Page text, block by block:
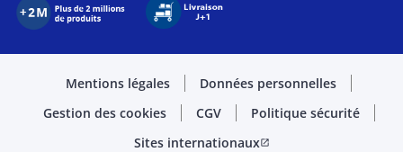
Mentions légales
Données personnelles
Gestion des cookies
CGV
Politique sécurité
Sites internationauxopen_in_new